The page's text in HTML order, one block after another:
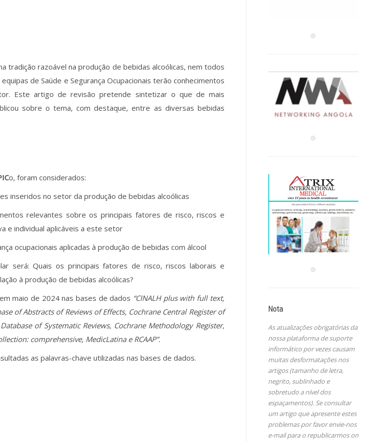
tradição razoável na produção de bebidas alcoólicas, nem todos
de Saúde e Segurança Ocupacionais terão conhecimentos
Este artigo de revisão pretende sintetizar o que de mais
sobre o tema, com destaque, entre as diversas bebidas
o, foram considerados:
inseridos no setor da produção de bebidas alcoólicas
relevantes sobre os principais fatores de risco, riscos e
e individual aplicáveis a este setor
ocupacionais aplicadas à produção de bebidas com álcool
será: Quais os principais fatores de risco, riscos laborais e
à produção de bebidas alcoólicas?
maio de 2024 nas bases de dados “CINALH plus with full text,
of Abstracts of Reviews of Effects, Cochrane Central Register of
of Systematic Reviews, Cochrane Methodology Register,
comprehensive, MedicLatina e RCAAP”.
as palavras-chave utilizadas nas bases de dados.
Nota
As atualizações obrigatórias da
nossa plataforma de suporte
informático por vezes causam
muitas desformatações nos
artigos (tamanho de letra,
negrito, sublinhado e
sobretudo a nível dos
espaçamentos). Se consultar
um artigo que apresente estes
problemas por favor envie-nos
e-mail para o republicarmos on